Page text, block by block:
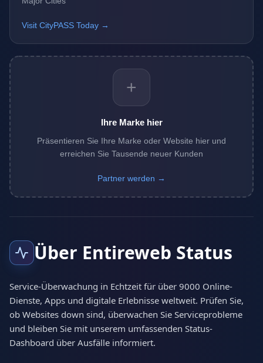
Visit CityPASS Today →
+
Ihre Marke hier
Präsentieren Sie Ihre Marke oder Website hier und
erreichen Sie Tausende neuer Kunden
Partner werden →
Über Entireweb Status
Service-Überwachung in Echtzeit für über 9000 Online-
Dienste, Apps und digitale Erlebnisse weltweit. Prüfen Sie,
ob Websites down sind, überwachen Sie Serviceprobleme
und bleiben Sie mit unserem umfassenden Status-
Dashboard über Ausfälle informiert.